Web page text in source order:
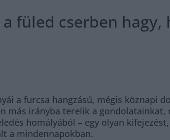
füled cserben hagy,
a furcsa hangzású, mégis köznapi
más irányba terelik a
homályából – egy olyan
a mindennapokban.